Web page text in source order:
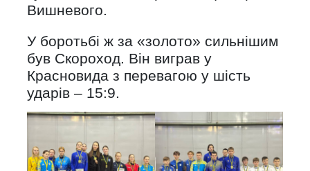
Вишневого.
У боротьбі ж за «золото» сильнішим
був Скороход. Він виграв у
Красновида з перевагою у шість
ударів – 15:9.